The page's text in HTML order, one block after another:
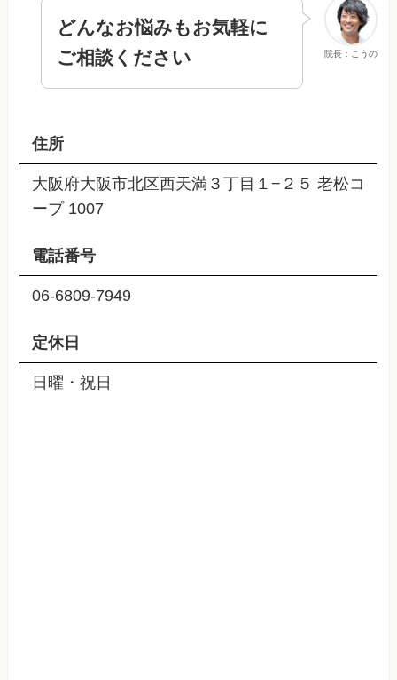
院長：こうの
どんなお悩みもお気軽に
ご相談ください
住所
大阪府大阪市北区西天満３丁目１−２５ 老松コ
ープ 1007
電話番号
06-6809-7949
定休日
日曜・祝日